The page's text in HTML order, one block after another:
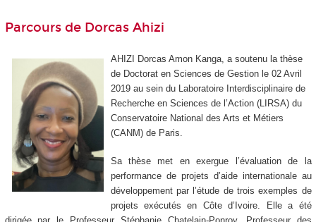
Parcours de Dorcas Ahizi
AHIZI Dorcas Amon Kanga, a soutenu la thèse
de Doctorat en Sciences de Gestion le 02 Avril
2019 au sein du Laboratoire Interdisciplinaire de
Recherche en Sciences de l’Action (LIRSA) du
Conservatoire National des Arts et Métiers
(CANM) de Paris.
Sa thèse met en exergue l’évaluation de la
performance de projets d’aide internationale au
développement par l’étude de trois exemples de
projets exécutés en Côte d’Ivoire. Elle a été